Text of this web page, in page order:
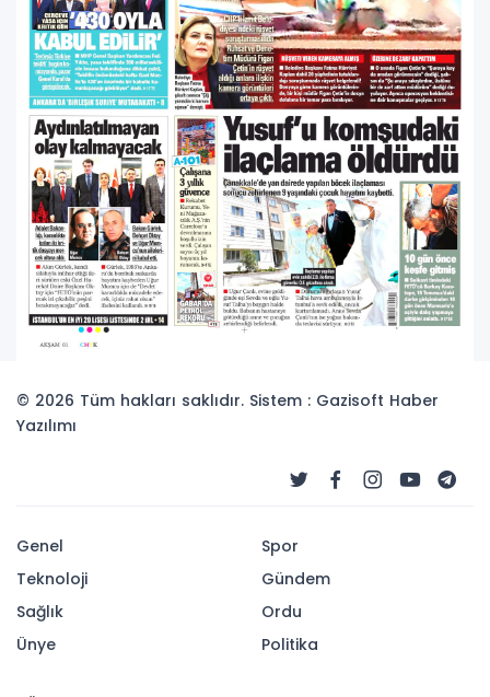
© 2026 Tüm hakları saklıdır. Sistem : Gazisoft Haber
Yazılımı
Genel
Teknoloji
Sağlık
Ünye
Spor
Gündem
Ordu
Politika